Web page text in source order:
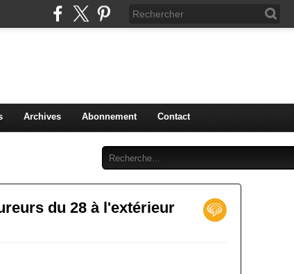
Archives Abonnement Contact
du 28 à l'extérieur